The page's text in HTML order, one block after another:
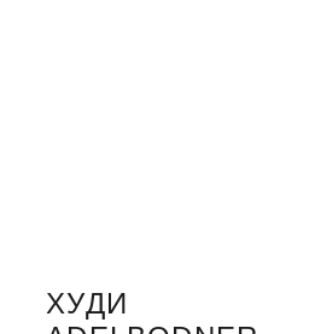
ХУДИ